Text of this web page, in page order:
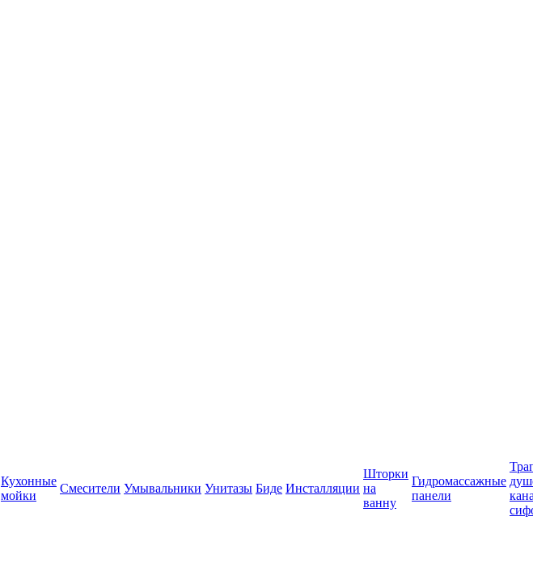
Кухонные
мойки
Смесители Умывальники Унитазы Биде Инсталляции
Шторки
на
ванну
Гидромассажные
панели